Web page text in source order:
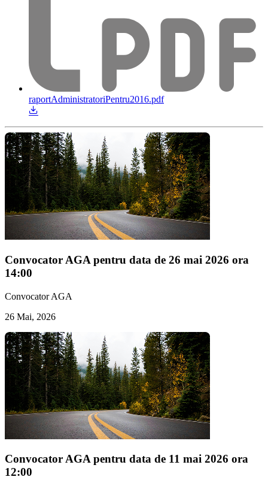
raportAdministratoriPentru2016.pdf
Convocator AGA pentru data de 26 mai 2026 ora
14:00
Convocator AGA
26 Mai, 2026
Convocator AGA pentru data de 11 mai 2026 ora
12:00